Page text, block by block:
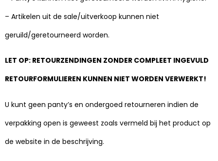
– Artikelen uit de sale/uitverkoop kunnen niet
geruild/geretourneerd worden.
LET OP: RETOURZENDINGEN ZONDER COMPLEET INGEVULD
RETOURFORMULIEREN KUNNEN NIET WORDEN VERWERKT!
U kunt geen panty’s en ondergoed retourneren indien de
verpakking open is geweest zoals vermeld bij het product op
de website in de beschrijving.